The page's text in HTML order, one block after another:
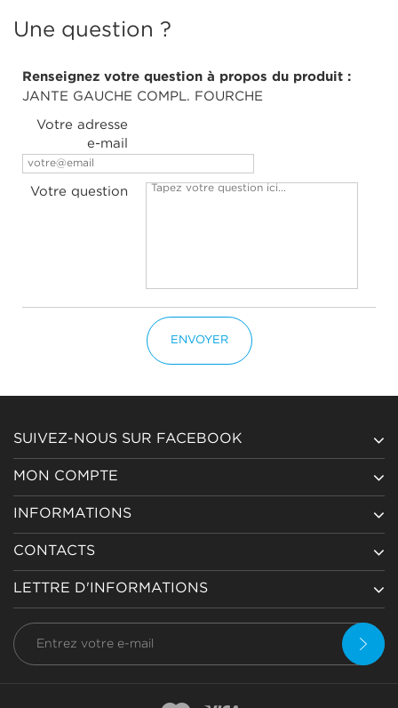
Une question ?
Renseignez votre question à propos du produit :
JANTE GAUCHE COMPL. FOURCHE
Votre adresse
e-mail
Votre question
ENVOYER
SUIVEZ-NOUS SUR FACEBOOK
MON COMPTE
INFORMATIONS
CONTACTS
LETTRE D'INFORMATIONS